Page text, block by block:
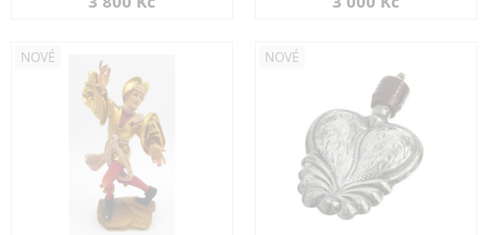
NOVÉ NOVÉ